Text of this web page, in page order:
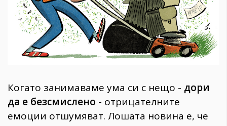
Пътувай
237
Здраве 389
Gentlemen
382
Wellness
Когато занимаваме ума си с нещо - дори
да е безсмислено - отрицателните
емоции отшумяват. Лошата новина е, че